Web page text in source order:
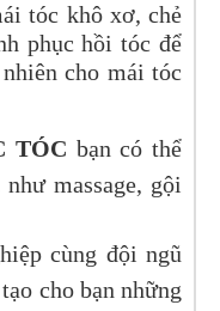
tóc khô xơ, chẻ
phục hồi tóc để
cho mái tóc
TÓC bạn có thể
massage, gội
cùng đội ngũ
cho bạn những